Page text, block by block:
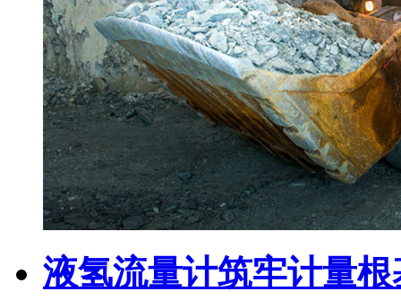
液氢流量计筑牢计量